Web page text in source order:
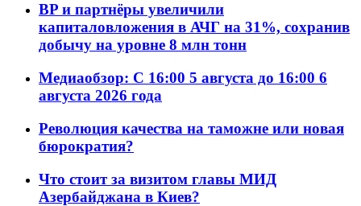
BP и партнёры увеличили
капиталовложения в АЧГ на 31%, сохранив
добычу на уровне 8 млн тонн
Медиаобзор: С 16:00 5 августа до 16:00 6
августа 2026 года
Революция качества на таможне или новая
бюрократия?
Что стоит за визитом главы МИД
Азербайджана в Киев?